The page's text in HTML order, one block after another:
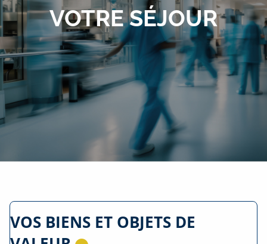
VOTRE SÉJOUR
VOS BIENS ET OBJETS DE